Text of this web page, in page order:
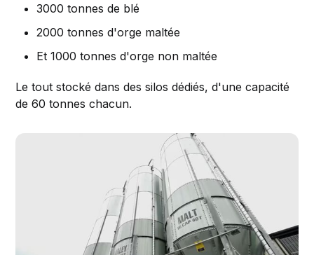
3000 tonnes de blé
2000 tonnes d'orge maltée
Et 1000 tonnes d'orge non maltée
Le tout stocké dans des silos dédiés, d'une capacité
de 60 tonnes chacun.